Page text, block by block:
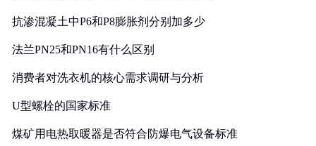
抗渗混凝土中P6和P8膨胀剂分别加多少
法兰PN25和PN16有什么区别
消费者对洗衣机的核心需求调研与分析
U型螺栓的国家标准
煤矿用电热取暖器是否符合防爆电气设备标准